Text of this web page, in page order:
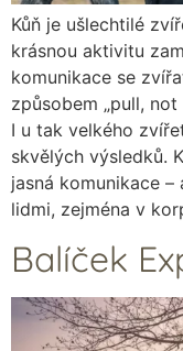
Kůň je ušlechtilé
krásnou aktivitu
komunikace se
způsobem „pull,
I u tak velkého
skvělých výsledků.
jasná komunikace
lidmi, zejména v
Balíček